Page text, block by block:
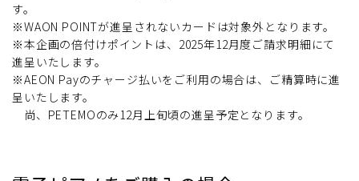
す。
※WAON POINTが進呈されないカードは対象外となります。
※本企画の倍付けポイントは、2025年12月度ご請求明細にて
進呈いたします。
※AEON Payのチャージ払いをご利用の場合は、ご精算時に進
呈いたします。
尚、PETEMOのみ12月上旬頃の進呈予定となります。